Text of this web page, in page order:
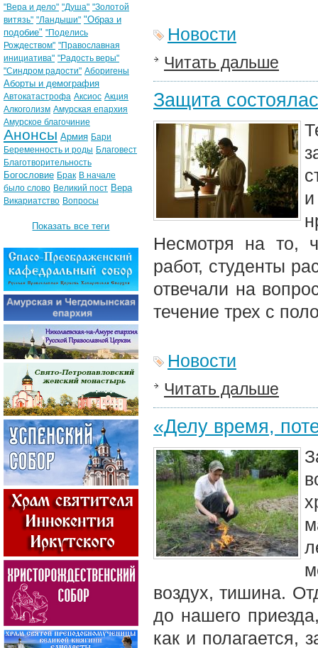
Новости
Читать дальше
Защита
Несмотря на то,
работ, студенты
отвечали на
течение трех с
Новости
Читать дальше
«Делу время,
воздух, тишина.
до нашего
как и полагается,
"Вера и дело" "Душа" "Золотой
витязь" "Ландыши" "Образ и
подобие" "Поделись
Рождеством" "Православная
инициатива" "Радость веры"
"Синдром радости" Аборигены
Аборты и демография
Автокатастрофа Аксиос Акция
Алкоголизм Амурская епархия
Амурское благочиние
Анонсы Армия Бари
Беременность и роды Благовест
Благотворительность
Богословие Брак В начале
было слово Великий пост Вера
Викариатство Вопросы
Показать все теги